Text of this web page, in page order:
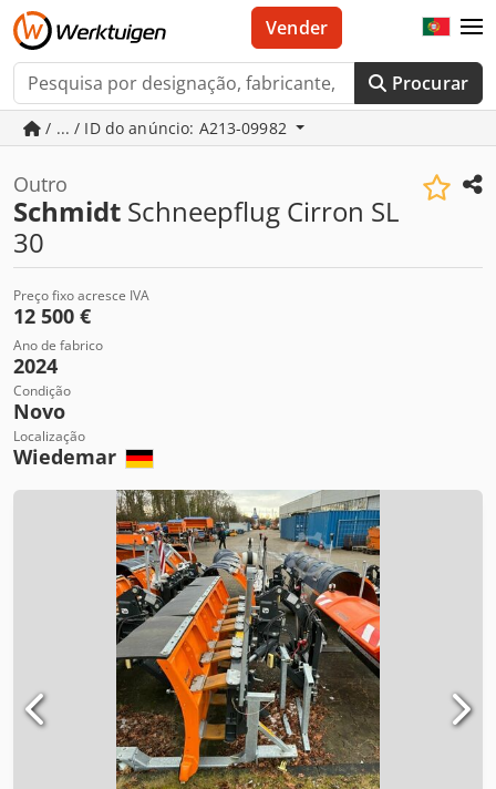
Procurar
Vender
/ ... / ID do anúncio: A213-09982
Outro
Schmidt Schneepflug Cirron SL
30
Preço fixo acresce IVA
12 500 €
Ano de fabrico
2024
Condição
Novo
Localização
Wiedemar